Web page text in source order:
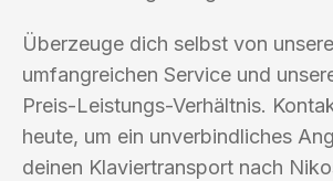
Überzeuge dich selbst von
umfangreichen Service und
Preis-Leistungs-Verhältnis.
heute, um ein unverbindliches
deinen Klaviertransport nach